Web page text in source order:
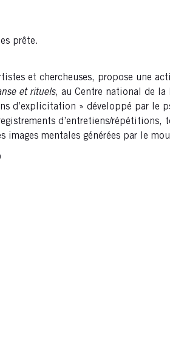
prête.
et chercheuses, propose une
et rituels, au Centre national de la
d’explicitation » développé par le
d’entretiens/répétitions,
mentales générées par le